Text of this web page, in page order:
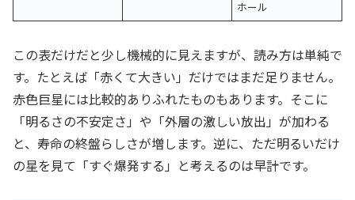
ホール
この表だけだと少し機械的に見えますが、読み方は単純で
す。たとえば「赤くて大きい」だけではまだ足りません。
赤色巨星には比較的ありふれたものもあります。そこに
「明るさの不安定さ」や「外層の激しい放出」が加わる
と、寿命の終盤らしさが増します。逆に、ただ明るいだけ
の星を見て「すぐ爆発する」と考えるのは早計です。